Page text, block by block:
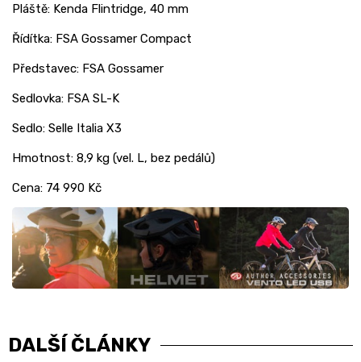
Pláště: Kenda Flintridge, 40 mm
Řídítka: FSA Gossamer Compact
Představec: FSA Gossamer
Sedlovka: FSA SL-K
Sedlo: Selle Italia X3
Hmotnost: 8,9 kg (vel. L, bez pedálů)
Cena: 74 990 Kč
DALŠÍ ČLÁNKY